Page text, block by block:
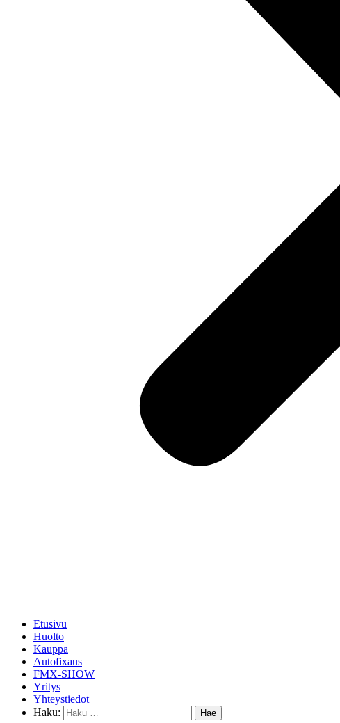
Etusivu
Huolto
Kauppa
Autofixaus
FMX-SHOW
Yritys
Yhteystiedot
Haku: